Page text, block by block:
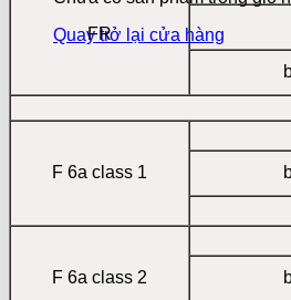
Quay trở lại cửa hàng
FR
F 6a class 1
F 6a class 2